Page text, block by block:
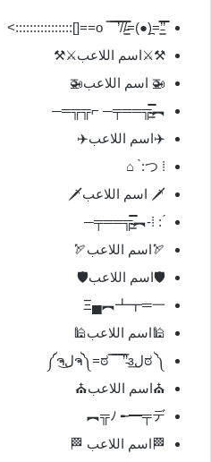
̿̿’̿’̵͇̿̿=(̪●)=/̵͇̿̿/’̿̿ ̿ ̿ ̿ o==[]::::::::::::::::>
⚒️⚔️اسم اللاعب⚔️⚒️
🚁 اسم اللاعب🚁
︻╦̵̵͇̿̿̿̿══╤─ ⌐╦╦═─
✈️اسم اللاعب✈️
⁞ つ: ̀ ⌂
🗡️ اسم اللاعب🗡️
́ : ⁞-︻╦̵̵͇̿̿̿̿══╤─
🏹اسم اللاعب🏹
🛡️اسم اللاعب🛡️
Ξ▄︻┻┳═一
🕌اسم اللاعب🕌
༼ ಠل͟ಠ ̿ ̿ ̿ ̿’̿’̵з=༼ຈل͜ຈ༽
⛪اسم اللاعب⛪
ﾉ ╾━╤デ╦︻
🏁اسم اللاعب 🏁